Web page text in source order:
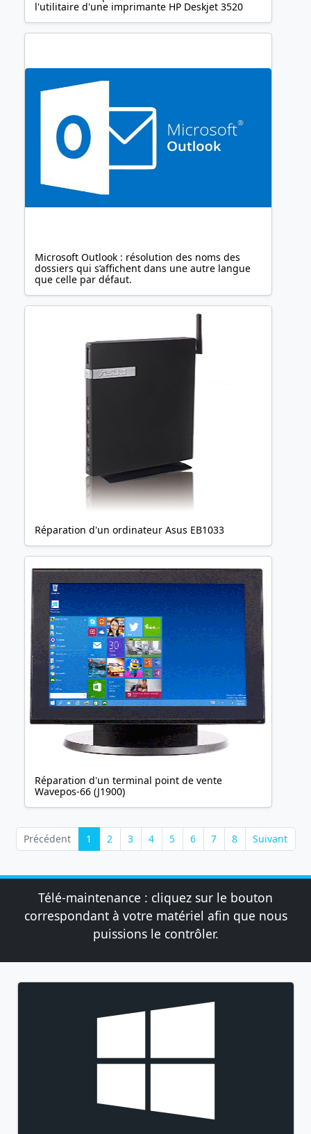
l'utilitaire d'une imprimante HP Deskjet 3520
Microsoft Outlook : résolution des noms des
dossiers qui s’affichent dans une autre langue
que celle par défaut.
Réparation d'un ordinateur Asus EB1033
Réparation d'un terminal point de vente
Wavepos-66 (J1900)
Précédent 1 2 3 4 5 6 7 8 Suivant
Télé-maintenance : cliquez sur le bouton
correspondant à votre matériel afin que nous
puissions le contrôler.